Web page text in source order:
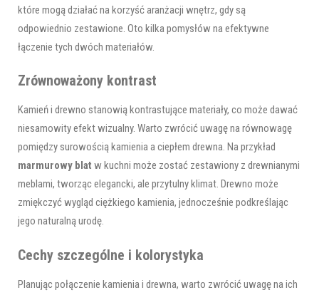
które mogą działać na korzyść aranżacji wnętrz, gdy są
odpowiednio zestawione. Oto kilka pomysłów na efektywne
łączenie tych dwóch materiałów.
Zrównoważony kontrast
Kamień i drewno stanowią kontrastujące materiały, co może dawać
niesamowity efekt wizualny. Warto zwrócić uwagę na równowagę
pomiędzy surowością kamienia a ciepłem drewna. Na przykład
marmurowy blat w kuchni może zostać zestawiony z drewnianymi
meblami, tworząc elegancki, ale przytulny klimat. Drewno może
zmiękczyć wygląd ciężkiego kamienia, jednocześnie podkreślając
jego naturalną urodę.
Cechy szczególne i kolorystyka
Planując połączenie kamienia i drewna, warto zwrócić uwagę na ich